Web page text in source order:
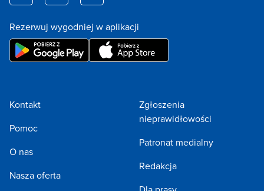
Rezerwuj wygodniej w aplikacji
Kontakt
Pomoc
O nas
Nasza oferta
Zgłoszenia
nieprawidłowości
Patronat medialny
Redakcja